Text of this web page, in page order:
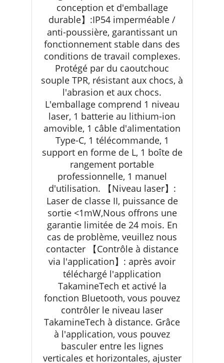
conception et d'emballage
durable】:IP54 imperméable /
anti-poussière, garantissant un
fonctionnement stable dans des
conditions de travail complexes.
Protégé par du caoutchouc
souple TPR, résistant aux chocs, à
l'abrasion et aux chocs.
L'emballage comprend 1 niveau
laser, 1 batterie au lithium-ion
amovible, 1 câble d'alimentation
Type-C, 1 télécommande, 1
support en forme de L, 1 boîte de
rangement portable
professionnelle, 1 manuel
d'utilisation. 【Niveau laser】:
Laser de classe II, puissance de
sortie <1mW,Nous offrons une
garantie limitée de 24 mois. En
cas de problème, veuillez nous
contacter 【Contrôle à distance
via l'application】: après avoir
téléchargé l'application
TakamineTech et activé la
fonction Bluetooth, vous pouvez
contrôler le niveau laser
TakamineTech à distance. Grâce
à l'application, vous pouvez
basculer entre les lignes
verticales et horizontales, ajuster